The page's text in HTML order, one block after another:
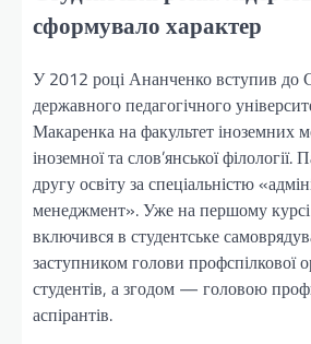
сформувало характер
У 2012 році Ананченко вступив до
державного педагогічного
Макаренка на факультет іноземних
іноземної та слов’янської філології.
другу освіту за спеціальністю
менеджмент». Уже на першому
включився в студентське
заступником голови профспілкової
студентів, а згодом — головою
аспірантів.